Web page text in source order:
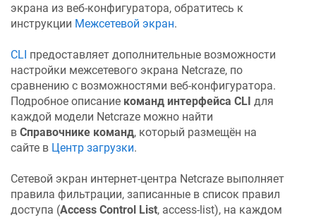
экрана из веб-конфигуратора, обратитесь к
инструкции Межсетевой экран.
CLI предоставляет дополнительные возможности
настройки межсетевого экрана Netcraze, по
сравнению с возможностями веб-конфигуратора.
Подробное описание команд интерфейса CLI для
каждой модели Netcraze можно найти
в Справочнике команд, который размещён на
сайте в Центр загрузки.
Сетевой экран интернет-центра Netcraze выполняет
правила фильтрации, записанные в список правил
доступа (Access Control List, access-list), на каждом